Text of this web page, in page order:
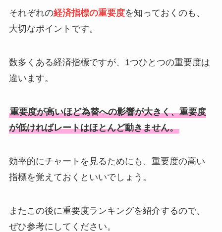
それぞれの経済指標の重要度を知っておくのも、
大切なポイントです。
数多くある経済指標ですが、1つひとつの重要度は
違います。
重要度が高いほど為替への影響が大きく、重要度
が低ければレートはほとんど動きません。
効率的にチャートを見るためにも、重要度の高い
指標を覚えておくといいでしょう。
またこの後に重要度ランキングを紹介するので、
ぜひ参考にしてください。